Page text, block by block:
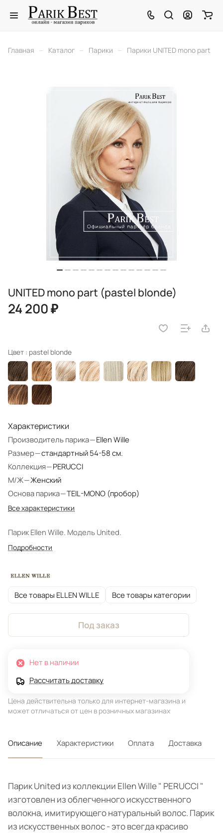
Главная – Каталог – Парики – Парики UNITED mono part
UNITED mono part (pastel blonde)
24 200 ₽
Цвет : pastel blonde
Характеристики
Производитель парика—Ellen Wille
Размер—стандартный 54-58 см.
Коллекция—PERUCCI
М/Ж—Женский
Основа парика—TEIL-MONO (пробор)
Все характеристики
Парик Ellen Wille. Модель United.
Подробности
Все товары ELLEN WILLE Все товары категории
Под заказ
Нет в наличии
Рассчитать доставку
Цена действительна только для интернет-магазина и
может отличаться от цен в розничных магазинах
Описание Характеристики Оплата Доставка
Парик United из коллекции Ellen Wille " PERUCCI "
изготовлен из облегченного искусственного
волокна, имитирующего натуральный волос. Парик
из искусственных волос - это всегда красиво